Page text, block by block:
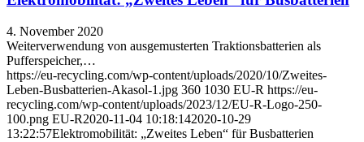
4. November 2020
Weiterverwendung von ausgemusterten Traktionsbatterien als
Pufferspeicher,…
https://eu-recycling.com/wp-content/uploads/2020/10/Zweites-
Leben-Busbatterien-Akasol-1.jpg 360 1030 EU-R https://eu-
recycling.com/wp-content/uploads/2023/12/EU-R-Logo-250-
100.png EU-R2020-11-04 10:18:142020-10-29
13:22:57Elektromobilität: „Zweites Leben“ für Busbatterien